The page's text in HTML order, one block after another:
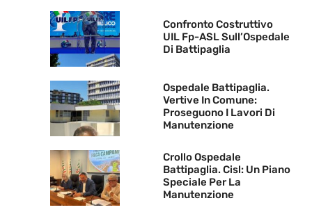
Confronto Costruttivo
UIL Fp-ASL Sull’Ospedale
Di Battipaglia
Ospedale Battipaglia.
Vertive In Comune:
Proseguono I Lavori Di
Manutenzione
Crollo Ospedale
Battipaglia. Cisl: Un Piano
Speciale Per La
Manutenzione